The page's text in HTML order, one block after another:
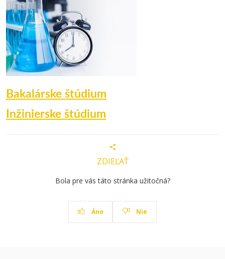
Bakalárske štúdium
Inžinierske štúdium
ZDIEĽAŤ
Bola pre vás táto stránka užitočná?
Áno Nie